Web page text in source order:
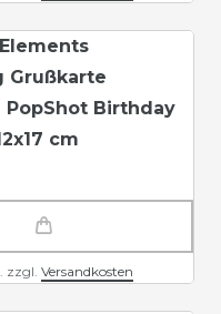
Grußkarte
PopShot Birthday
cm
zzgl. Versandkosten